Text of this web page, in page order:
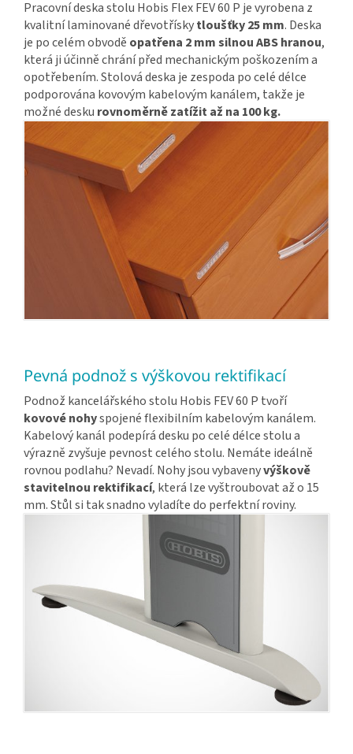
Pracovní deska stolu Hobis Flex FEV 60 P je vyrobena z
kvalitní laminované dřevotřískytloušťky 25 mm. Deska
je po celém obvodě opatřena 2 mm silnou ABS hranou,
která ji účinně chrání před mechanickým poškozením a
opotřebením. Stolová deska je zespoda po celé délce
podporována kovovým kabelovým kanálem, takže je
možné desku rovnoměrně zatížit až na 100 kg.
Pevná podnož s výškovou rektifikací
Podnož kancelářského stolu Hobis FEV 60 P tvoří
kovové nohyspojené flexibilním kabelovým kanálem.
Kabelový kanál podepírá desku po celé délce stolu a
výrazně zvyšuje pevnost celého stolu. Nemáte ideálně
rovnou podlahu? Nevadí. Nohy jsou vybavenyvýškově
stavitelnou rektifikací, která lze vyštroubovat až o 15
mm. Stůl si tak snadno vyladíte do perfektní roviny.